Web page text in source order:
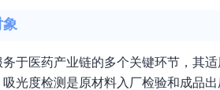
象
于医药产业链的多个关键环节，其
光度检测是原材料入厂检验和成品